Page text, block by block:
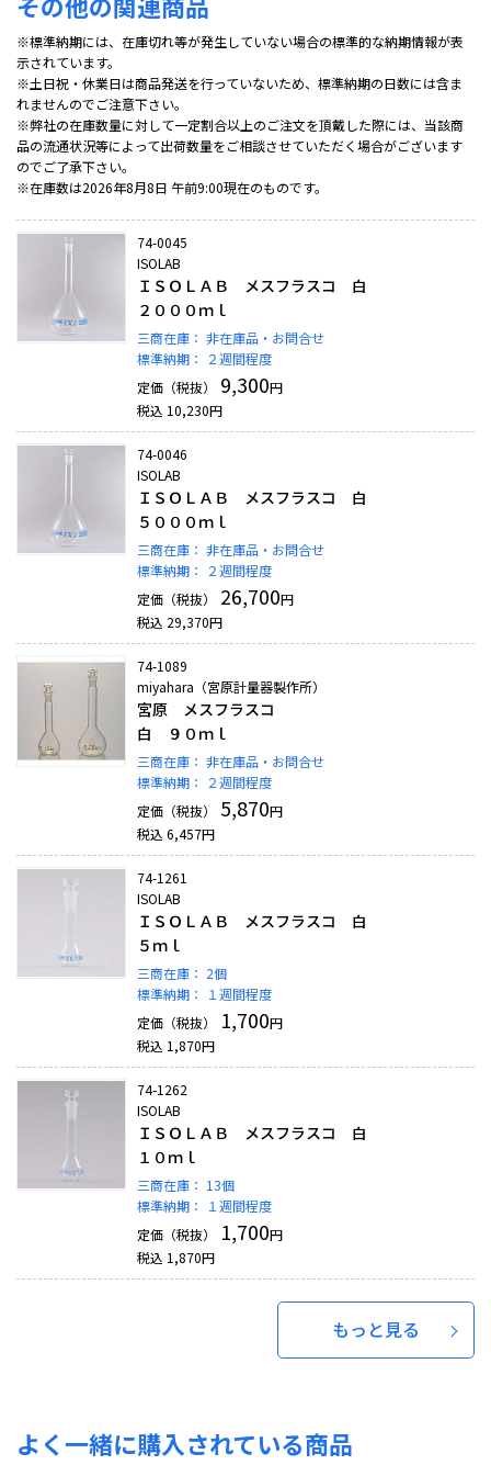
※標準納期には、在庫切れ等が発生していない場合の標準的な納期情報が表
示されています。
※土日祝・休業日は商品発送を行っていないため、標準納期の日数には含ま
れませんのでご注意下さい。
※弊社の在庫数量に対して一定割合以上のご注文を頂戴した際には、当該商
品の流通状況等によって出荷数量をご相談させていただく場合がございます
のでご了承下さい。
※在庫数は2026年8月8日 午前9:00現在のものです。
74-0045
ISOLAB
ＩＳＯＬＡＢ メスフラスコ 白
２０００ｍｌ
三商在庫： 非在庫品・お問合せ
標準納期：
２週間程度
定価（税抜）
9,300円
税込 10,230円
74-0046
ISOLAB
ＩＳＯＬＡＢ メスフラスコ 白
５０００ｍｌ
三商在庫： 非在庫品・お問合せ
標準納期：
２週間程度
定価（税抜）
26,700円
税込 29,370円
74-1089
miyahara（宮原計量器製作所）
宮原 メスフラスコ
白 ９０ｍｌ
三商在庫： 非在庫品・お問合せ
標準納期：
２週間程度
定価（税抜）
5,870円
税込 6,457円
74-1261
ISOLAB
ＩＳＯＬＡＢ メスフラスコ 白
５ｍｌ
三商在庫： 2個
標準納期：
１週間程度
定価（税抜）
1,700円
税込 1,870円
74-1262
ISOLAB
ＩＳＯＬＡＢ メスフラスコ 白
１０ｍｌ
三商在庫： 13個
標準納期：
１週間程度
定価（税抜）
1,700円
税込 1,870円
もっと見る
よく一緒に購入されている商品